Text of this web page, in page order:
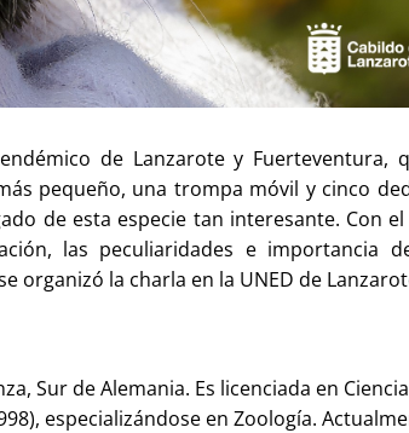
de Lanzarote y Fuerteventura,
pequeño, una trompa móvil y cinco
de esta especie tan interesante. Con
las peculiaridades e importancia
organizó la charla en la UNED de
Sur de Alemania. Es licenciada en
especializándose en Zoología.